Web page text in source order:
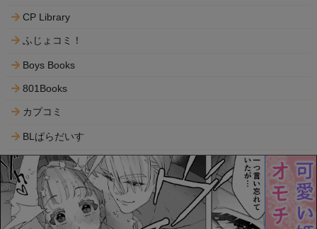
CP Library
ふじょコミ！
Boys Books
801Books
カプコミ
BLぱらだいす